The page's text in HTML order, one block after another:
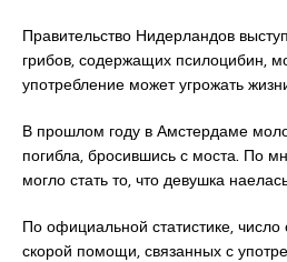
Правительство Нидерландов
грибов, содержащих псилоцибин,
употребление может угрожать
В прошлом году в Амстердаме
погибла, бросившись с моста. По
могло стать то, что девушка
По официальной статистике,
скорой помощи, связанных с